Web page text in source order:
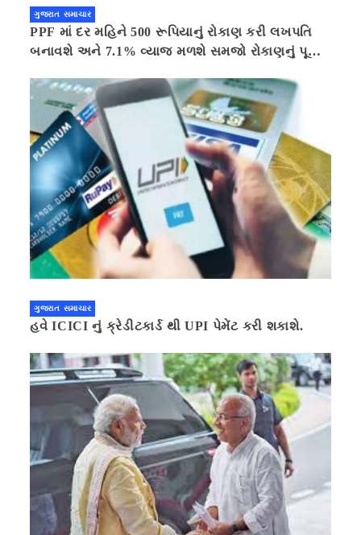
ગુજરાત સમાચાર
PPF માં દર મહિને 500 રૂપિયાનું રોકાણ કરી લખપતિ
બનાવશે અને 7.1% વ્યાજ મળશે સમજો રોકાણનું પૂરું
ગુજરાત સમાચાર
હવે ICICI નું ક્રેડીટકાર્ડ થી UPI પેમેંટ કરી શકાશે.